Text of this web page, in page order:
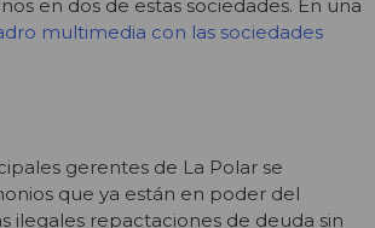
en dos de estas sociedades. En una
multimedia con las sociedades
gerentes de La Polar se
que ya están en poder del
ilegales repactaciones de deuda sin